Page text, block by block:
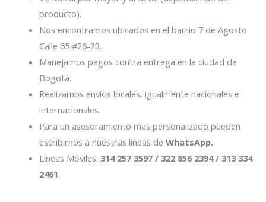
producto).
Nos encontramos ubicados en el barrio 7 de Agosto
Calle 65 #26-23.
Manejamos pagos contra entrega en la ciudad de
Bogotá.
Realizamos envíos locales, igualmente nacionales e
internacionales.
Para un asesoramiento mas personalizado pueden
escribirnos a nuestras líneas deWhatsApp.
Líneas Móviles: 314 257 3597 / 322 856 2394 / 313 334
2461.